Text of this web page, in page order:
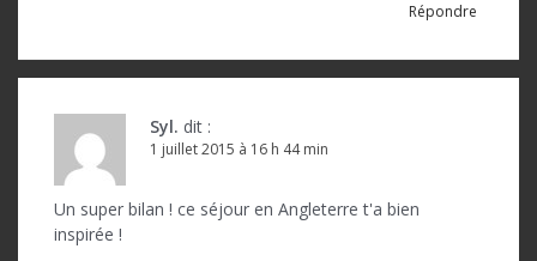
Répondre
Syl. dit :
1 juillet 2015 à 16 h 44 min
Un super bilan ! ce séjour en Angleterre t'a bien
inspirée !